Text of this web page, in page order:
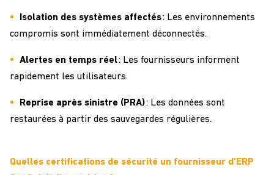
Isolation des systèmes affectés: Les environnements
compromis sont immédiatement déconnectés.
Alertes en temps réel: Les fournisseurs informent
rapidement les utilisateurs.
Reprise après sinistre (PRA): Les données sont
restaurées à partir des sauvegardes régulières.
Quelles certifications de sécurité un fournisseur d’ERP